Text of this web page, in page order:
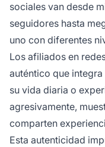
sociales van desde
seguidores hasta
uno con diferentes
Los afiliados en
auténtico que
su vida diaria o
agresivamente,
comparten
Esta autenticidad